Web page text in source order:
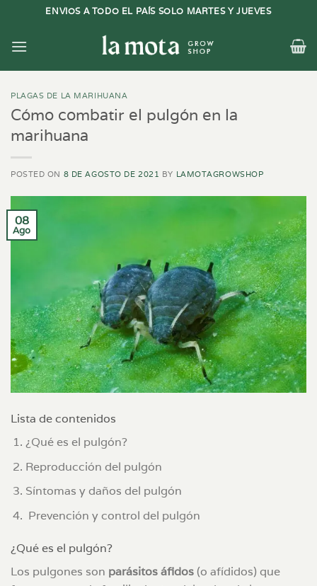
contenido
ENVIOS A TODO EL PAÍS SOLO MARTES Y JUEVES
PLAGAS DE LA MARIHUANA
Cómo combatir el pulgón en la
marihuana
POSTED ON 8 DE AGOSTO DE 2021 BY LAMOTAGROWSHOP
08
Ago
Lista de contenidos
¿Qué es el pulgón?
Reproducción del pulgón
Síntomas y daños del pulgón
Prevención y control del pulgón
¿Qué es el pulgón?
Los pulgones son parásitos áfidos (o afídidos) que